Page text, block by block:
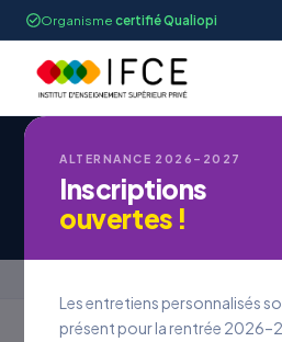
Organisme certifié Qualiopi
ALTERNANCE 2026–2027
Inscriptions
ouvertes !
Les entretiens personnalisés
présent pour la rentrée
Candidature à une